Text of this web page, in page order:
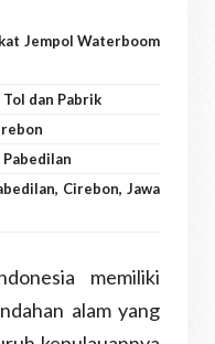
Jempol Waterboom
Tol dan Pabrik
Cirebon, Jawa
memiliki
alam yang